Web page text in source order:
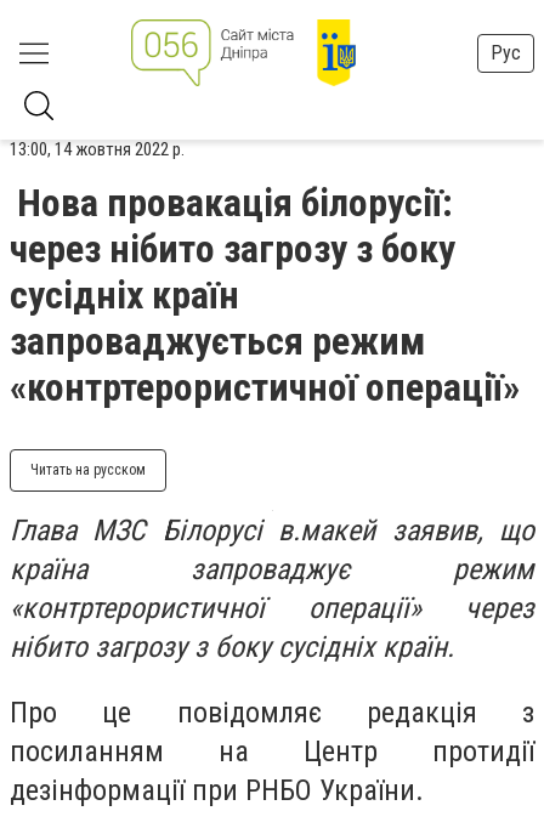
Рус
13:00, 14 жовтня 2022 р.
Нова провакація білорусії:
через нібито загрозу з боку
сусідніх країн
запроваджується режим
«контртерористичної операції»
Читать на русском
Глава МЗС Білорусі в.макей заявив, що
країна запроваджує режим
«контртерористичної операції» через
нібито загрозу з боку сусідніх країн.
Про це повідомляє редакція з
посиланням на Центр протидії
дезінформації при РНБО України.